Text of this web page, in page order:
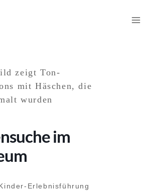
im
Erlebnisführung